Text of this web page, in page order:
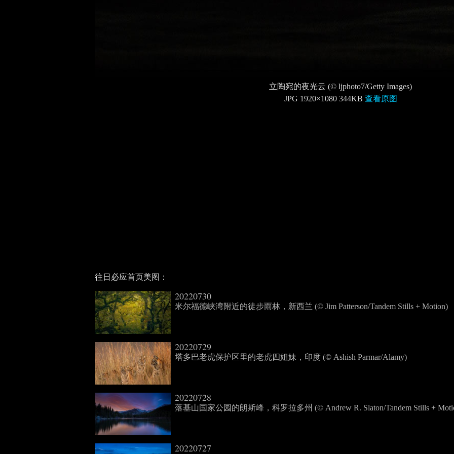
立陶宛的夜光云 (© ljphoto7/Getty Images)
JPG 1920×1080 344KB 查看原图
往日必应首页美图：
20220730
米尔福德峡湾附近的徒步雨林，新西兰 (© Jim Patterson/Tandem Stills + Motion)
20220729
塔多巴老虎保护区里的老虎四姐妹，印度 (© Ashish Parmar/Alamy)
20220728
落基山国家公园的朗斯峰，科罗拉多州 (© Andrew R. Slaton/Tandem Stills +
20220727